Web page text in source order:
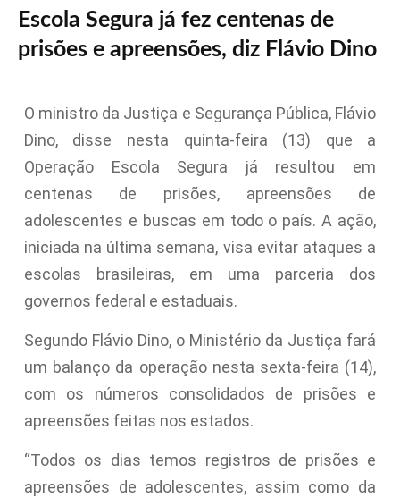
Escola Segura já fez centenas de
prisões e apreensões, diz Flávio Dino
O ministro da Justiça e Segurança Pública, Flávio
Dino, disse nesta quinta-feira (13) que a
Operação Escola Segura já resultou em
centenas de prisões, apreensões de
adolescentes e buscas em todo o país. A ação,
iniciada na última semana, visa evitar ataques a
escolas brasileiras, em uma parceria dos
governos federal e estaduais.
Segundo Flávio Dino, o Ministério da Justiça fará
um balanço da operação nesta sexta-feira (14),
com os números consolidados de prisões e
apreensões feitas nos estados.
“Todos os dias temos registros de prisões e
apreensões de adolescentes, assim como da